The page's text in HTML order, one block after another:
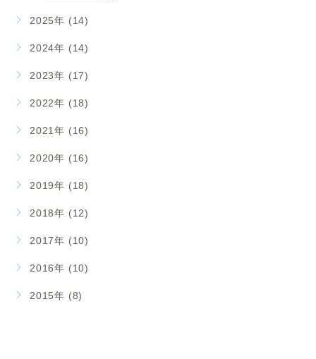
2025年 (14)
2024年 (14)
2023年 (17)
2022年 (18)
2021年 (16)
2020年 (16)
2019年 (18)
2018年 (12)
2017年 (10)
2016年 (10)
2015年 (8)